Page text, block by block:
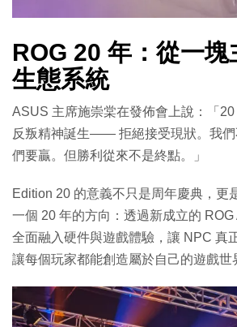
ROG 20 年：從一
生態系統
ASUS 主席施崇棠在發佈會上說：「
反叛精神誕生—— 拒絕接受現狀。我們
們要贏。但勝利從來不是終點。」
Edition 20 的意義不只是周年慶典，更
一個 20 年的方向：透過新成立的
全面融入硬件與遊戲體驗，讓 NPC 真
讓每個玩家都能創造屬於自己的遊戲世